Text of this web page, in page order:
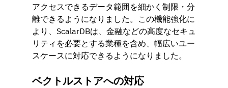
アクセスできるデータ範囲を細かく制限・分
離できるようになりました。この機能強化に
より、ScalarDBは、金融などの高度なセキュ
リティを必要とする業種を含め、幅広いユー
スケースに対応できるようになりました。
ベクトルストアへの対応